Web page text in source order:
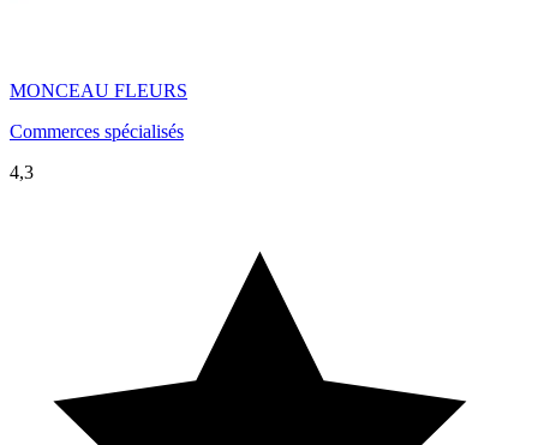
MONCEAU FLEURS
Commerces spécialisés
4,3